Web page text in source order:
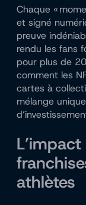
Chaque «
et signé
preuve
rendu les fans
pour plus de
comment les
cartes à
mélange
athlètes